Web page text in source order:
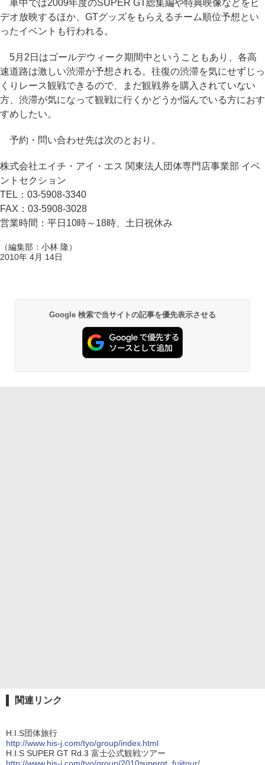
車中では2009年度のSUPER GT総集編や特典映像などをビ
デオ放映するほか、GTグッズをもらえるチーム順位予想とい
ったイベントも行われる。
5月2日はゴールデウィーク期間中ということもあり、各高
速道路は激しい渋滞が予想される。往復の渋滞を気にせずじっ
くりレース観戦できるので、まだ観戦券を購入されていない
方、渋滞が気になって観戦に行くかどうか悩んでいる方におす
すめしたい。
予約・問い合わせ先は次のとおり。
株式会社エイチ・アイ・エス 関東法人団体専門店事業部 イベ
ントセクション
TEL：03-5908-3340
FAX：03-5908-3028
営業時間：平日10時～18時、土日祝休み
（編集部：小林 隆）
2010年 4月 14日
Google 検索で当サイトの記事を優先表示させる
関連リンク
H.I.S団体旅行
http://www.his-j.com/tyo/group/index.html
H.I.S SUPER GT Rd.3 富士公式観戦ツアー